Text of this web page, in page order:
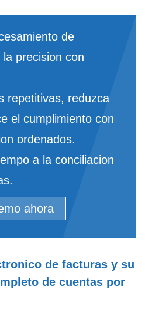
de
precision con
repetitivas, reduzca
el cumplimiento con
ordenados.
a la conciliacion
ahora
de facturas y su
de cuentas por